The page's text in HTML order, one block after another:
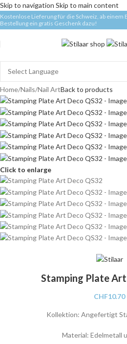
Skip to navigation Skip to main content
Kostenlose Lieferung für die Schweiz, ab einem
Bestellung ein gratis Geschenk dazu!
Home/Nails/Nail ArtBack to products
Click to enlarge
Stamping Plate Art
CHF10.70
Kollektion: Angefertigt
Material: Edelmetall